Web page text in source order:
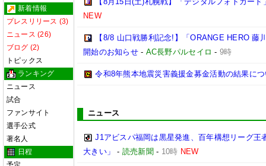
新着情報
プレスリリース (3)
ニュース (26)
ブログ (2)
トピックス
ランキング
ニュース
試合
ファンサイト
選手公式
著名人
日程
NEW
【8/8 山口戦勝利記念!】「ORANGE HERO
開始のお知らせ- AC長野パルセイロ - 9時
令和8年熊本地震災害義援金募金活動の結果に
ニュース
J1アビスパ福岡は黒星発進、百年構想リーグ
大きい」
- 読売新聞 - 10時 NEW